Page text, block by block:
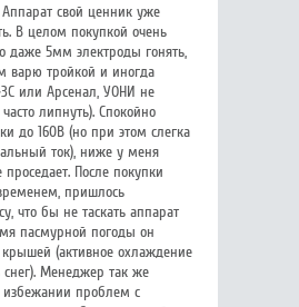
свой ценник уже
В целом покупкой очень
даже 5мм электроды гонять,
варю тройкой и иногда
или Арсенал, УОНИ не
липнуть). Спокойно
до 160В (но при этом слегка
ток), ниже у меня
После покупки
пришлось
что бы не таскать аппарат
пасмурной погоды он
(активное охлаждение
снег). Менеджер так же
избежании проблем с